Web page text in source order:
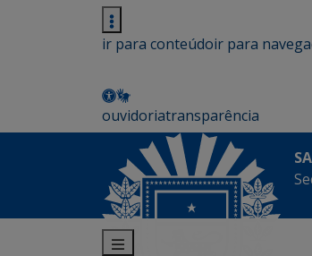
ir para conteúdoir para
ouvidoriatransparência